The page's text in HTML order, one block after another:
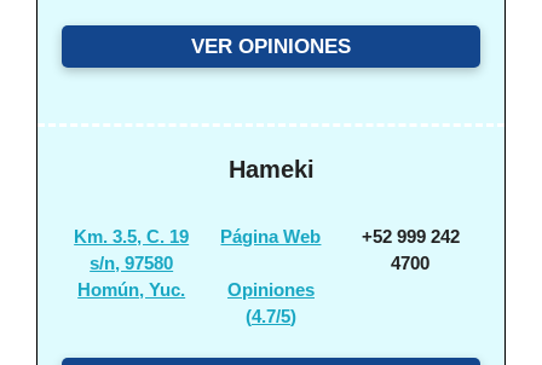
VER OPINIONES
Hameki
Km. 3.5, C. 19
s/n, 97580
Homún, Yuc.
Página Web
Opiniones
(4.7/5)
+52 999 242
4700